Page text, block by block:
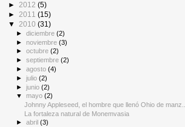
► 2012 (5)
► 2011 (15)
▼ 2010 (31)
►diciembre(2)
► noviembre(3)
►octubre(2)
►septiembre(2)
►agosto(4)
►julio(2)
►junio(2)
▼ mayo(2)
Johnny Appleseed, el hombre que llenó Ohio de manz...
La fortaleza natural de Monemvasia
►abril(3)